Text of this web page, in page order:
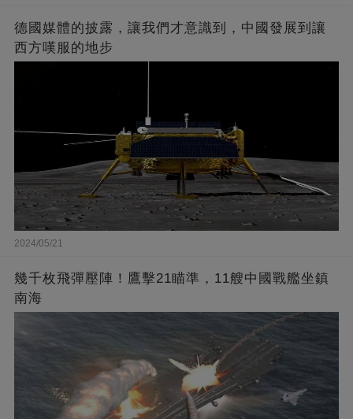
德國媒體的披露，讓我們才意識到，中國發展到讓
西方嘆服的地步
2024/05/21
幾千枚飛彈壓陣！鷹擊21瞄準，11艘中國戰艦坐鎮
南海